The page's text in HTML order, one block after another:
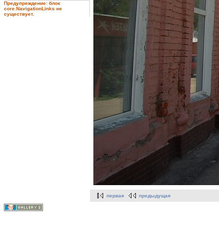
Предупреждение: блок
core.NavigationLinks не
существует.
первая предыдущая